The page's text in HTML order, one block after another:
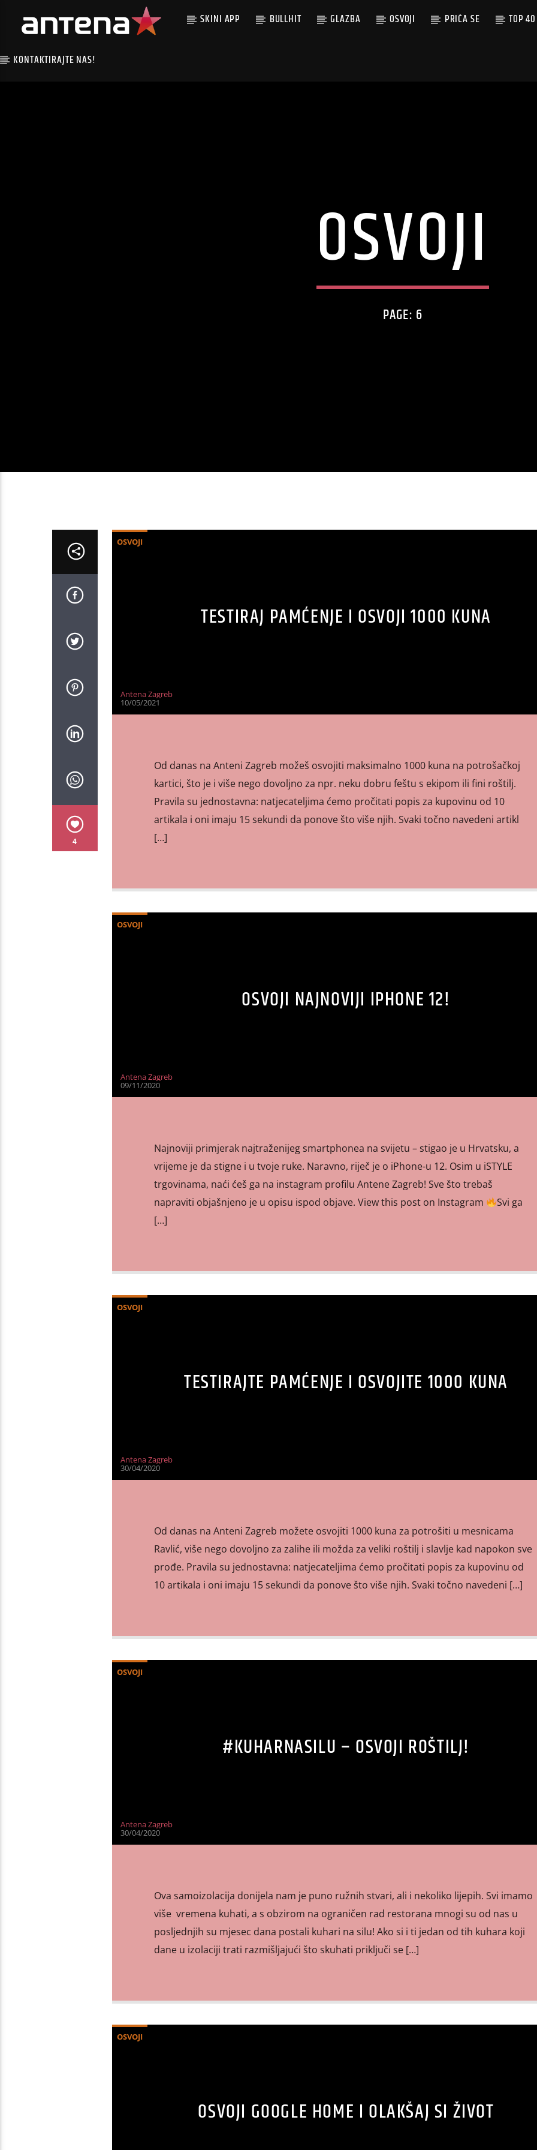
SKINI APP BULLHIT GLAZBA OSVOJI PRIČA SE TOP 40
KONTAKTIRAJTE NAS!
OSVOJI
PAGE: 6
4
OSVOJI
TESTIRAJ PAMĆENJE I OSVOJI 1000 KUNA
Antena Zagreb
10/05/2021
Od danas na Anteni Zagreb možeš osvojiti maksimalno 1000 kuna na potrošačkoj
kartici, što je i više nego dovoljno za npr. neku dobru feštu s ekipom ili fini roštilj.
Pravila su jednostavna: natjecateljima ćemo pročitati popis za kupovinu od 10
artikala i oni imaju 15 sekundi da ponove što više njih. Svaki točno navedeni artikl
[…]
OSVOJI
OSVOJI NAJNOVIJI IPHONE 12!
Antena Zagreb
09/11/2020
Najnoviji primjerak najtraženijeg smartphonea na svijetu – stigao je u Hrvatsku, a
vrijeme je da stigne i u tvoje ruke. Naravno, riječ je o iPhone-u 12. Osim u iSTYLE
trgovinama, naći ćeš ga na instagram profilu Antene Zagreb! Sve što trebaš
napraviti objašnjeno je u opisu ispod objave. View this post on Instagram
Svi ga
[…]
OSVOJI
TESTIRAJTE PAMĆENJE I OSVOJITE 1000 KUNA
Antena Zagreb
30/04/2020
Od danas na Anteni Zagreb možete osvojiti 1000 kuna za potrošiti u mesnicama
Ravlić, više nego dovoljno za zalihe ili možda za veliki roštilj i slavlje kad napokon sve
prođe. Pravila su jednostavna: natjecateljima ćemo pročitati popis za kupovinu od
10 artikala i oni imaju 15 sekundi da ponove što više njih. Svaki točno navedeni […]
OSVOJI
#KUHARNASILU – OSVOJI ROŠTILJ!
Antena Zagreb
30/04/2020
Ova samoizolacija donijela nam je puno ružnih stvari, ali i nekoliko lijepih. Svi imamo
više vremena kuhati, a s obzirom na ograničen rad restorana mnogi su od nas u
posljednjih su mjesec dana postali kuhari na silu! Ako si i ti jedan od tih kuhara koji
dane u izolaciji trati razmišljajući što skuhati priključi se […]
OSVOJI
OSVOJI GOOGLE HOME I OLAKŠAJ SI ŽIVOT